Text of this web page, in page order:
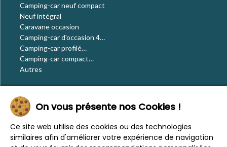
Camping-car neuf compact
Neuf intégral
Caravane occasion
Camping-car d'occasion 4
places
Camping-car profilé
occasion
Camping-car compact
occasion
Autres
Le blog
Actualités
Évènements
Nos conseils
Vos voyages
On vous présente nos Cookies !
Ce site web utilise des cookies ou des technologies
similaires afin d'améliorer votre expérience de navigation